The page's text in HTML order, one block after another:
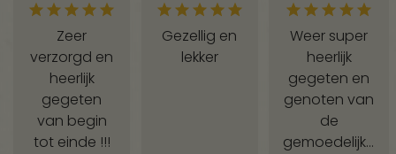
heb: vol van
smaak,
perfect
bereid en
heerlijk vers.
Ook de
lamskoteletjes
misschien
iets meer
tafel licht we
Zeer
verzorgd en
heerlijk
gegeten
van begin
tot einde !!!
Gezellig en
lekker
Weer super
heerlijk
gegeten en
genoten van
de
gemoedelijke